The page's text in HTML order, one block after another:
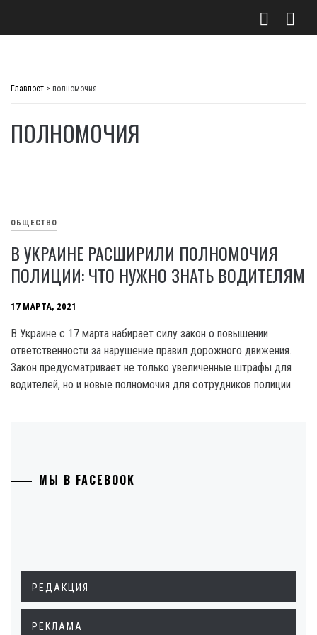
Главпост > полномочия
ПОЛНОМОЧИЯ
ОБЩЕСТВО
В УКРАИНЕ РАСШИРИЛИ ПОЛНОМОЧИЯ
ПОЛИЦИИ: ЧТО НУЖНО ЗНАТЬ ВОДИТЕЛЯМ
17 МАРТА, 2021
В Украине с 17 марта набирает силу закон о повышении
ответственности за нарушение правил дорожного движения.
Закон предусматривает не только увеличенные штрафы для
водителей, но и новые полномочия для сотрудников полиции.
МЫ В FACEBOOK
РЕДАКЦИЯ
РЕКЛАМА